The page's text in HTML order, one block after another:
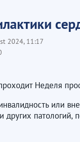
2024, 11:17
Неделя
или
патологий,